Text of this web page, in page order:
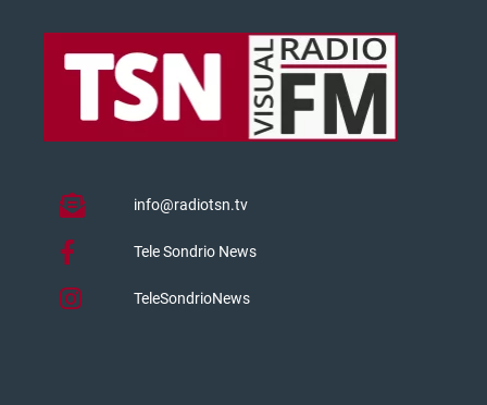
info@radiotsn.tv
Tele Sondrio News
TeleSondrioNews